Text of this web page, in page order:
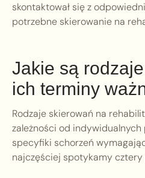
skontaktował się z
potrzebne skierowanie na
Jakie są
ich terminy
Rodzaje skierowań na
zależności od
specyfiki schorzeń
najczęściej spotykamy cztery